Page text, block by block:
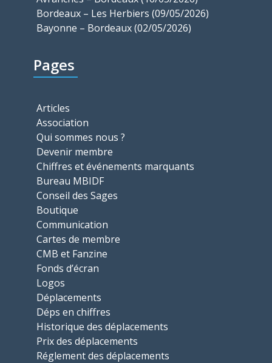
Bordeaux – Les Herbiers (09/05/2026)
Bayonne – Bordeaux (02/05/2026)
Pages
Articles
Association
Qui sommes nous ?
Devenir membre
Chiffres et événements marquants
Bureau MBIDF
Conseil des Sages
Boutique
Communication
Cartes de membre
CMB et Fanzine
Fonds d’écran
Logos
Déplacements
Déps en chiffres
Historique des déplacements
Prix des déplacements
Réglement des déplacements